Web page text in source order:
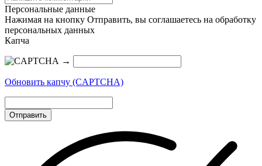
Персональные данные
Нажимая на кнопку Отправить, вы соглашаетесь на обработку
персональных данных
Капча
→
Обновить капчу (CAPTCHA)
Отправить